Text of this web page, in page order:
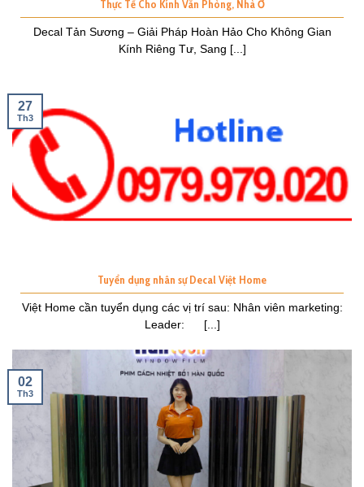
Thực Tế Cho Kính Văn Phòng, Nhà Ở
Decal Tản Sương – Giải Pháp Hoàn Hảo Cho Không Gian
Kính Riêng Tư, Sang [...]
Tuyển dụng nhân sự Decal Việt Home
Việt Home cần tuyển dụng các vị trí sau: Nhân viên marketing:
Leader: [...]
27
Th3
02
Th3